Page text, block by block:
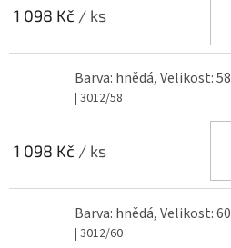
1 098 Kč / ks
Barva: hnědá, Velikost: 58
| 3012/58
1 098 Kč / ks
Barva: hnědá, Velikost: 60
| 3012/60